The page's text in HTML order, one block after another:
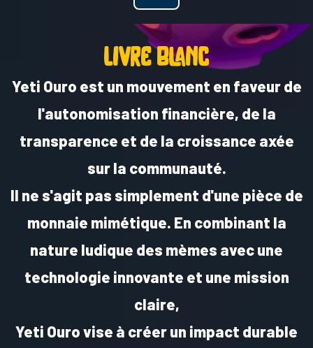
livre blanc
Yeti Ouro est un mouvement en faveur de
l'autonomisation financière, de la
transparence et de la croissance axée
sur la communauté.
Il ne s'agit pas simplement d'une pièce de
monnaie mimétique. En combinant la
nature ludique des mèmes avec une
technologie innovante et une mission
claire,
Yeti Ouro vise à créer un impact durable